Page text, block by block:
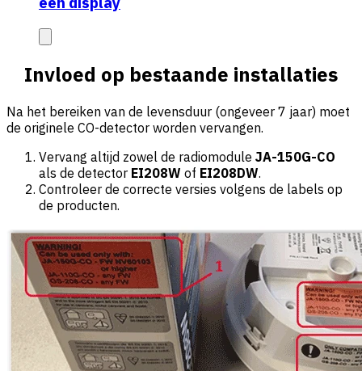
Invloed op bestaande installaties
Na het bereiken van de levensduur (ongeveer 7 jaar) moet
de originele CO-detector worden vervangen.
Vervang altijd zowel de radiomodule JA-150G-CO
als de detector EI208W of EI208DW.
Controleer de correcte versies volgens de labels op
de producten.